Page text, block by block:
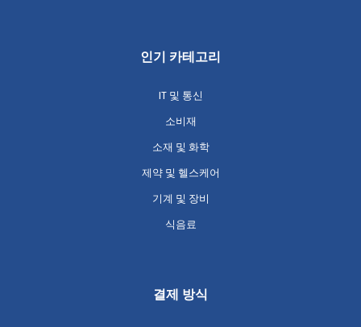
인기 카테고리
IT 및 통신
소비재
소재 및 화학
제약 및 헬스케어
기계 및 장비
식음료
결제 방식